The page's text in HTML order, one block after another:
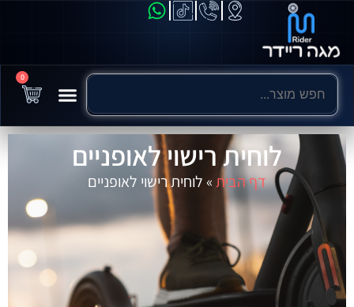
0
לוחית רישוי לאופניים
דף הבית» לוחית רישוי לאופניים